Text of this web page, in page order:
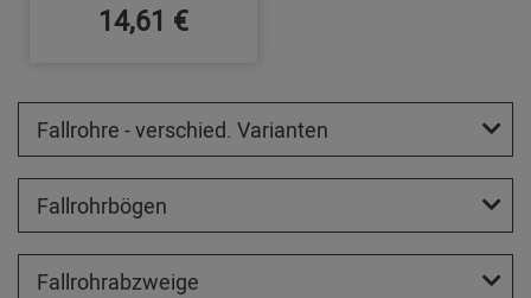
14,61 €
Fallrohre - verschied. Varianten
Fallrohrbögen
Fallrohrabzweige